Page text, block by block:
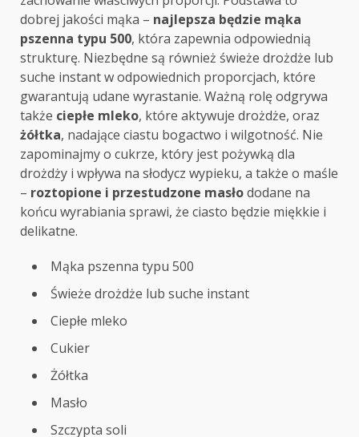
dobrej jakości mąka – najlepsza będzie mąka
pszenna typu 500, która zapewnia odpowiednią
strukturę. Niezbędne są również świeże drożdże lub
suche instant w odpowiednich proporcjach, które
gwarantują udane wyrastanie. Ważną rolę odgrywa
także ciepłe mleko, które aktywuje drożdże, oraz
żółtka, nadające ciastu bogactwo i wilgotność. Nie
zapominajmy o cukrze, który jest pożywką dla
drożdży i wpływa na słodycz wypieku, a także o maśle
– roztopione i przestudzone masłododane na
końcu wyrabiania sprawi, że ciasto będzie miękkie i
delikatne.
Mąka pszenna typu 500
Świeże drożdże lub suche instant
Ciepłe mleko
Cukier
Żółtka
Masło
Szczypta soli